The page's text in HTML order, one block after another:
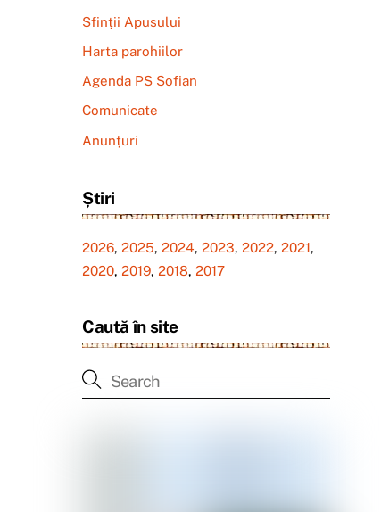
Sfinții Apusului
Harta parohiilor
Agenda PS Sofian
Comunicate
Anunțuri
Știri
2026, 2025, 2024, 2023, 2022, 2021,
2020, 2019, 2018, 2017
Caută în site